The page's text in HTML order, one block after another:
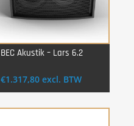
BEC Akustik – Lars 6.2
€1.317,80 excl. BTW